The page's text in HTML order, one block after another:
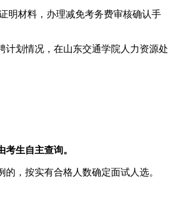
明材料，办理减免考务费审核确认手
计划情况，在山东交通学院人力资源处
考生自主查询。
，按实有合格人数确定面试人选。